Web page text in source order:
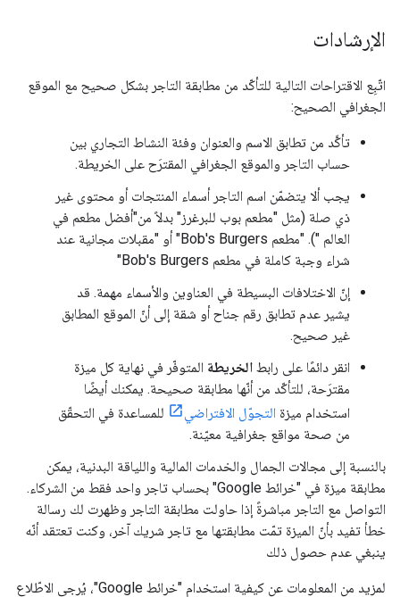
الإرشادات
اتّبِع الاقتراحات التالية للتأكّد من مطابقة التاجر بشكل صحيح مع الموقع
الجغرافي الصحيح:
تأكَّد من تطابق الاسم والعنوان وفئة النشاط التجاري بين
حساب التاجر والموقع الجغرافي المقترَح على الخريطة.
يجب ألا يتضمّن اسم التاجر أسماء المنتجات أو محتوى غير
ذي صلة (مثل "مطعم بوب للبرغرز" بدلاً من"أفضل مطعم في
العالم "). "مطعم Bob's Burgers" أو "مقبلات مجانية عند
شراء وجبة كاملة في مطعم Bob's Burgers"
إنّ الاختلافات البسيطة في العناوين والأسماء مهمة. قد
يشير عدم تطابق رقم جناح أو شقة إلى أنّ الموقع المطابق
غير صحيح.
انقر دائمًا على رابط الخريطة المتوفّر في نهاية كل ميزة
مقترَحة، للتأكّد من أنّها مطابقة صحيحة. يمكنك أيضًا
استخدام ميزة التجوّل الافتراضي
للمساعدة في التحقّق
من صحة مواقع جغرافية معيّنة.
بالنسبة إلى مجالات الجمال والخدمات المالية واللياقة البدنية، يمكن
مطابقة ميزة في "خرائط Google" بحساب تاجر واحد فقط من الشركاء.
التواصل مع التاجر مباشرةً إذا حاولت مطابقة التاجر وظهرت لك رسالة
خطأ تفيد بأنّ الميزة تمّت مطابقتها مع تاجر شريك آخر، وكنت تعتقد أنّه
ينبغي عدم حصول ذلك
لمزيد من المعلومات عن كيفية استخدام "خرائط Google"، يُرجى الاطّلاع